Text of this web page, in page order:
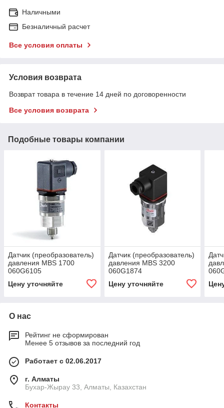
Наличными
Безналичный расчет
Все условия оплаты
Условия возврата
Возврат товара в течение 14 дней по договоренности
Все условия возврата
Подобные товары компании
Датчик (преобразователь)
давления MBS 1700
060G6105
Цену уточняйте
Датчик (преобразователь)
давления MBS 3200
060G1874
Цену уточняйте
О нас
Рейтинг не сформирован
Менее 5 отзывов за последний год
Работает с 02.06.2017
г. Алматы
Бухар-Жырау 33, Алматы, Казахстан
Контакты